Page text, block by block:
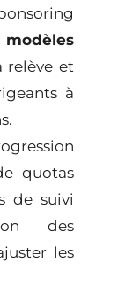
relève et
à
quotas
de suivi
des
les